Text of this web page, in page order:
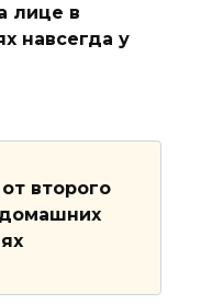
лице в
навсегда у
второго